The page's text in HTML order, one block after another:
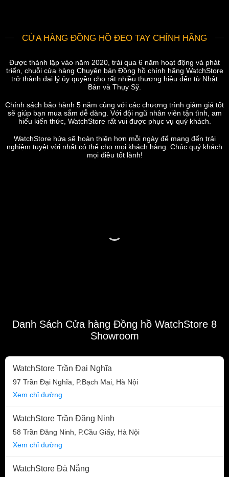
CỬA HÀNG ĐỒNG HỒ ĐEO TAY CHÍNH HÃNG
Được thành lập vào năm 2020, trải qua 6 năm hoạt động và phát
triển, chuỗi cửa hàng Chuyên bán Đồng hồ chính hãng WatchStore
trở thành đại lý ủy quyền cho rất nhiều thương hiệu đến từ Nhật
Bản và Thụy Sỹ.
Chính sách bảo hành 5 năm cùng với các chương trình giảm giá tốt
sẽ giúp bạn mua sắm dễ dàng. Với đội ngũ nhân viên tận tình, am
hiểu kiến thức, WatchStore rất vui được phục vụ quý khách.
WatchStore hứa sẽ hoàn thiện hơn mỗi ngày để mang đến trải
nghiệm tuyệt vời nhất có thể cho mọi khách hàng. Chúc quý khách
mọi điều tốt lành!
Danh Sách Cửa hàng Đồng hồ WatchStore 8
Showroom
WatchStore Trần Đại Nghĩa
97 Trần Đại Nghĩa, P.Bạch Mai, Hà Nội
Xem chỉ đường
WatchStore Trần Đăng Ninh
58 Trần Đăng Ninh, P.Cầu Giấy, Hà Nội
Xem chỉ đường
WatchStore Đà Nẵng